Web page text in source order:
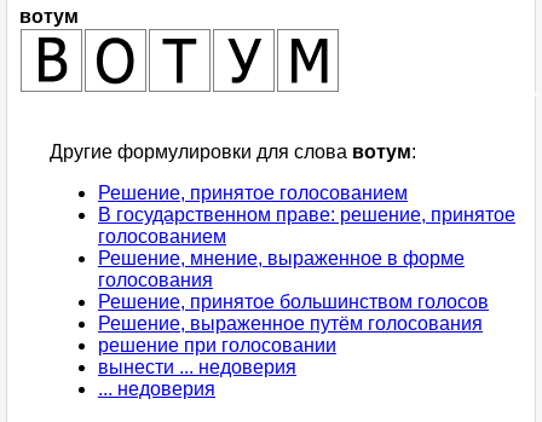
вотум
Другие формулировки для слова вотум:
Решение, принятое голосованием
В государственном праве: решение, принятое
голосованием
Решение, мнение, выраженное в форме
голосования
Решение, принятое большинством голосов
Решение, выраженное путём голосования
решение при голосовании
вынести ... недоверия
... недоверия